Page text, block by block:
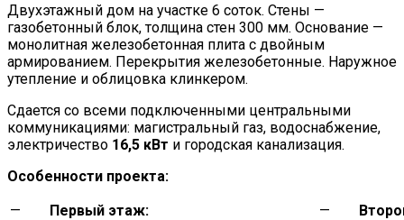
Двухэтажный дом на участке 6 соток. Стены —
газобетонный блок, толщина стен 300 мм. Основание —
монолитная железобетонная плита с двойным
армированием. Перекрытия железобетонные. Наружное
утепление и облицовка клинкером.
Сдается со всеми подключенными центральными
коммуникациями: магистральный газ, водоснабжение,
электричество 16,5 кВт и городская канализация.
Особенности проекта:
— Первый этаж:
—